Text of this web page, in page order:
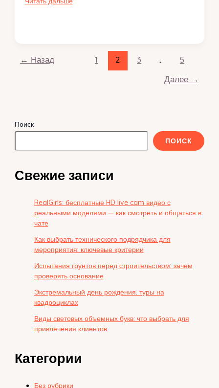
иностранном
обучении
← Назад 1 2 3 …
5
Далее →
Поиск
ПОИСК
Свежие записи
RealGirls: бесплатные HD live cam видео с
реальными моделями — как смотреть и общаться в
чате
Как выбрать технического подрядчика для
мероприятия: ключевые критерии
Испытания грунтов перед строительством: зачем
проверять основание
Экстремальный день рождения: туры на
квадроциклах
Виды световых объемных букв: что выбрать для
привлечения клиентов
Категории
Без рубрики